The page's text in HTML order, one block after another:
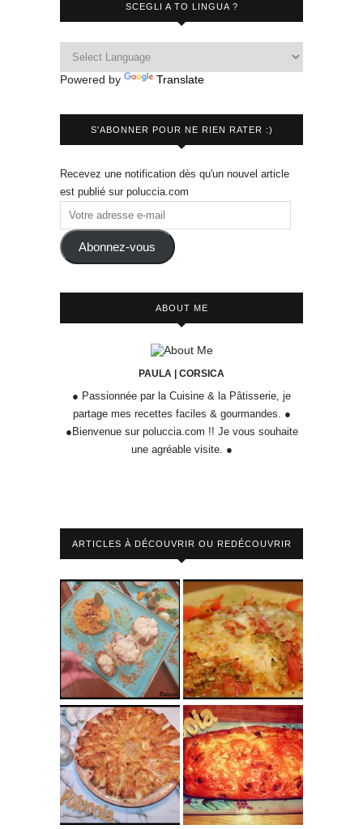
SCEGLI A TO LINGUA ?
Powered by Translate
S'ABONNER POUR NE RIEN RATER :)
Recevez une notification dès qu'un nouvel article
est publié sur poluccia.com
Abonnez-vous
ABOUT ME
PAULA | CORSICA
● Passionnée par la Cuisine & la Pâtisserie, je
partage mes recettes faciles & gourmandes. ●
●Bienvenue sur poluccia.com !! Je vous souhaite
une agréable visite. ●
ARTICLES À DÉCOUVRIR OU REDÉCOUVRIR